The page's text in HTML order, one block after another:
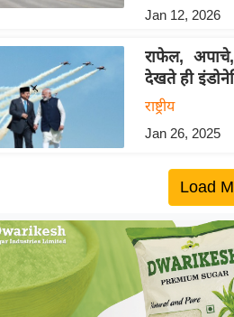
Jan 12, 2026
राफेल,
देखते ही
राष्ट्रीय
Jan 26, 2025
Load